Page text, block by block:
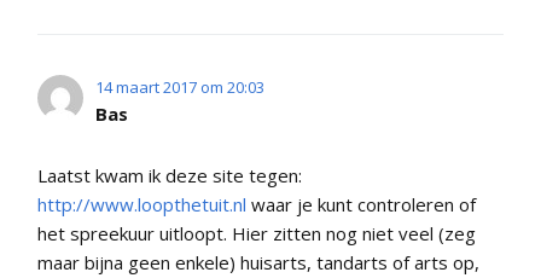
14 maart 2017 om 20:03
Bas
Laatst kwam ik deze site tegen:
http://www.loopthetuit.nl waar je kunt controleren of
het spreekuur uitloopt. Hier zitten nog niet veel (zeg
maar bijna geen enkele) huisarts, tandarts of arts op,